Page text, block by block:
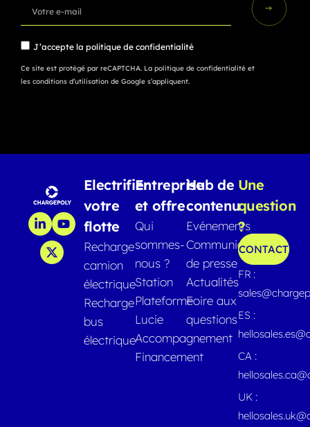
J’accepte la politique de confidentialité
Ce site est protégé par reCAPTCHA. La politique de confidentialité et
les conditions d’utilisation de Google s’appliquent.
Electrifier
votre
flotte
Recharge
camion
électrique
Recharge
bus
électrique
Entreprise
et offre
Qui
sommes-
nous ?
Station
Plateforme
Lucie
Accompagnement
Financement
Hub de
contenu
Evénements
Communiqués
de presse
Actualités
Foire aux
questions
Une
question
?
CONTACT
FR :
ES :
CA :
UK :